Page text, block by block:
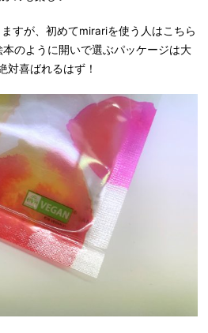
すが、初めてmirariを使う人はこちら
のように開いで選ぶパッケージは大
対喜ばれるはず！